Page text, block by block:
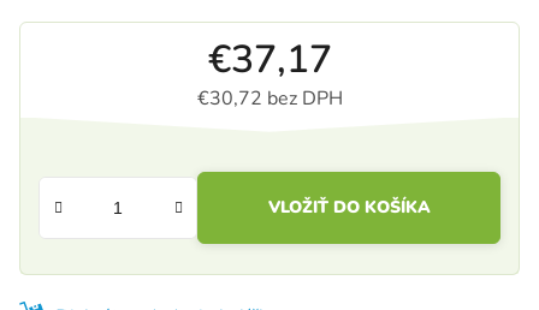
€37,17
€30,72 bez DPH
VLOŽIŤ DO KOŠÍKA